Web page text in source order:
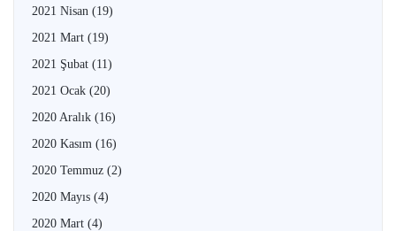
2021 Nisan (19)
2021 Mart (19)
2021 Şubat (11)
2021 Ocak (20)
2020 Aralık (16)
2020 Kasım (16)
2020 Temmuz (2)
2020 Mayıs (4)
2020 Mart (4)